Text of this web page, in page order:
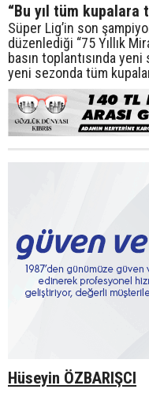
“Bu yıl tüm kupalara
Süper Lig’in son
düzenlediği “75 Yıllık
basın toplantısında
yeni sezonda tüm
Hüseyin ÖZBARIŞCI